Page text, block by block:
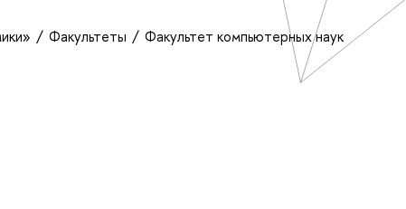
Факультеты Факультет компьютерных наук